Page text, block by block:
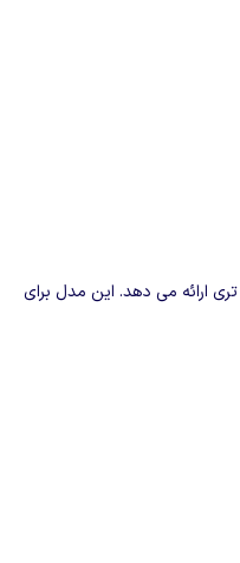
ارائه می‌ دهد. این مدل برای